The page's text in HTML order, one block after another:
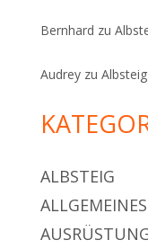
Bernhard zu
Audrey zu
ALBSTEIG
ALLGEMEINES